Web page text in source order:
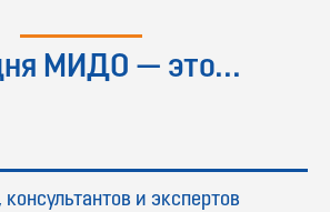
МИДО — это...
и экспертов